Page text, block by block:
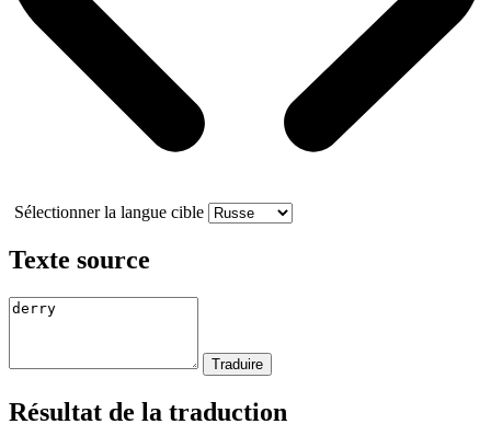
Sélectionner la langue cible
Texte source
Résultat de la traduction